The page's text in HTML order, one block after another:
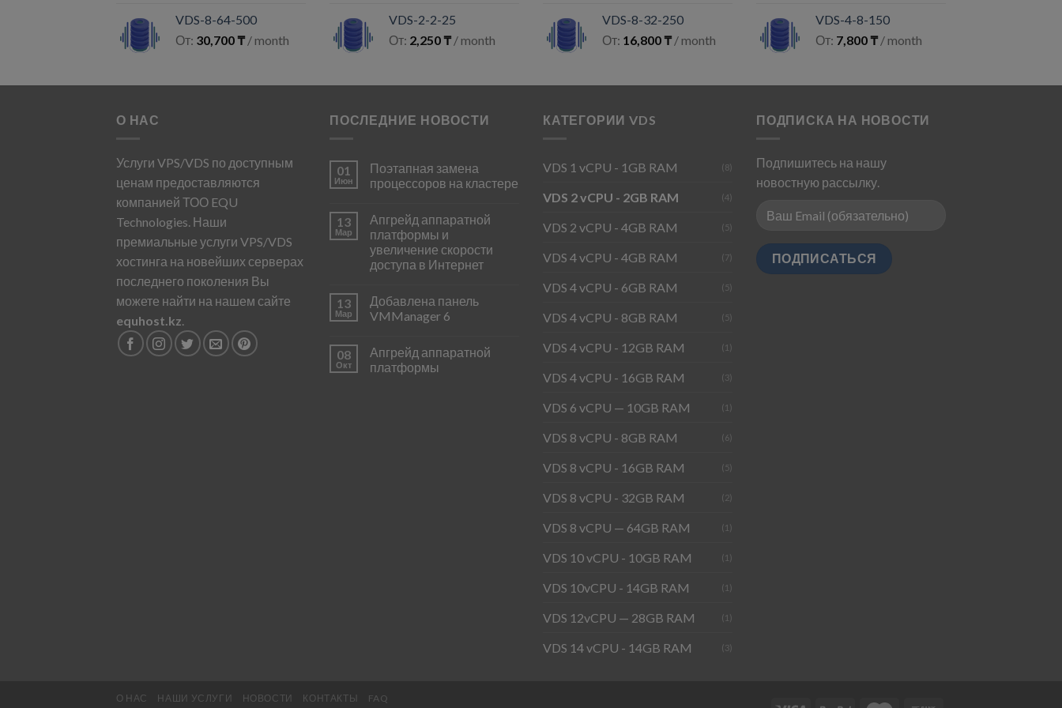
VDS-8-64-500
От: 30,700₸ / month
VDS-2-2-25
От: 2,250₸ / month
VDS-8-32-250
От: 16,800₸ / month
VDS-4-8-150
От: 7,800₸ / month
О НАС
Услуги VPS/VDS по доступным
ценам предоставляются
компанией ТОО EQU
Technologies. Наши
премиальные услуги VPS/VDS
хостинга на новейших серверах
последнего поколения Вы
можете найти на нашем сайте
equhost.kz.
ПОСЛЕДНИЕ НОВОСТИ
01
Июн
Поэтапная замена
процессоров на кластере
13
Мар
Апгрейд аппаратной
платформы и
увеличение скорости
доступа в Интернет
13
Мар
Добавлена панель
VMManager 6
08
Окт
Апгрейд аппаратной
платформы
КАТЕГОРИИ VDS
VDS 1 vCPU - 1GB RAM (8)
VDS 2 vCPU - 2GB RAM (4)
VDS 2 vCPU - 4GB RAM (5)
VDS 4 vCPU - 4GB RAM (7)
VDS 4 vCPU - 6GB RAM (5)
VDS 4 vCPU - 8GB RAM (5)
VDS 4 vCPU - 12GB RAM (1)
VDS 4 vCPU - 16GB RAM (3)
VDS 6 vCPU — 10GB RAM (1)
VDS 8 vCPU - 8GB RAM (6)
VDS 8 vCPU - 16GB RAM (5)
VDS 8 vCPU - 32GB RAM (2)
VDS 8 vCPU — 64GB RAM (1)
VDS 10 vCPU - 10GB RAM (1)
VDS 10vCPU - 14GB RAM (1)
VDS 12vCPU — 28GB RAM (1)
VDS 14 vCPU - 14GB RAM (3)
ПОДПИСКА НА НОВОСТИ
Подпишитесь на нашу
новостную рассылку.
О НАС НАШИ УСЛУГИ НОВОСТИ КОНТАКТЫ FAQ